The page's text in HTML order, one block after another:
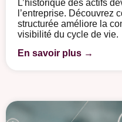
L’historique des actifs
l’entreprise. Découvrez
structurée améliore la
visibilité du cycle de vie.
En savoir plus →